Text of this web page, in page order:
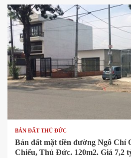
BÁN ĐẤT THỦ ĐỨC
Bán đất mặt tiền đường Ngô Chí
Chiểu, Thủ Đức. 120m2. Giá 7,2